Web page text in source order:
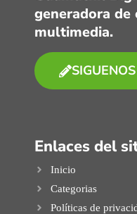
generadora de
multimedia.
SIGUENOS
Enlaces del
Inicio
Categorias
Políticas de